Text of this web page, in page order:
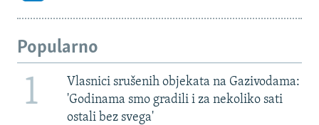
Popularno
1
Vlasnici srušenih objekata na Gazivodama:
'Godinama smo gradili i za nekoliko sati
ostali bez svega'